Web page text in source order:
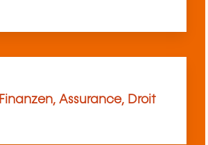
Finanzen, Assurance, Droit